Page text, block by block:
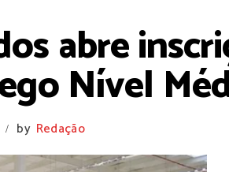
abre
Nível
/ by Redação